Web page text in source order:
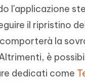
l'applicazione
il ripristino
la
è
dedicati come